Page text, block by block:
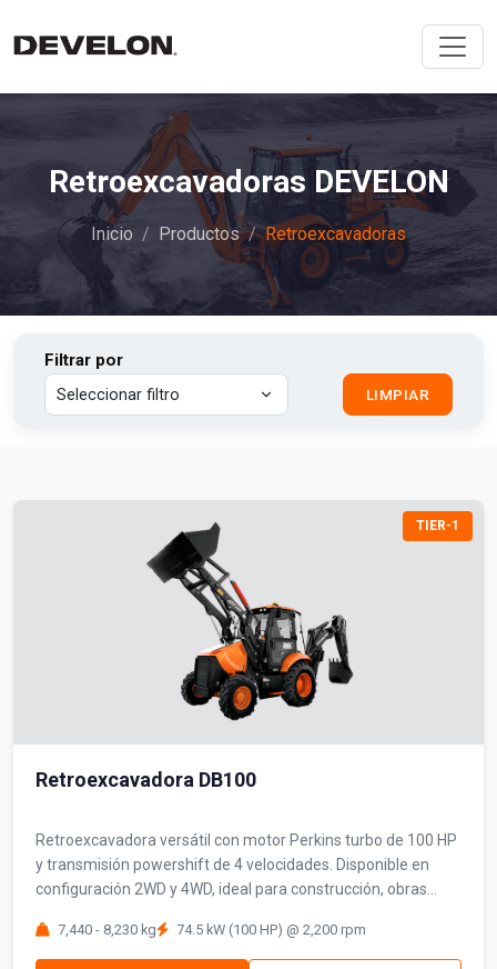
Retroexcavadoras DEVELON
Inicio Productos Retroexcavadoras
Filtrar por
LIMPIAR
TIER-1
Retroexcavadora DB100
Retroexcavadora versátil con motor Perkins turbo de 100 HP
y transmisión powershift de 4 velocidades. Disponible en
configuración 2WD y 4WD, ideal para construcción, obras
7,440 - 8,230 kg 74.5 kW (100 HP) @ 2,200 rpm